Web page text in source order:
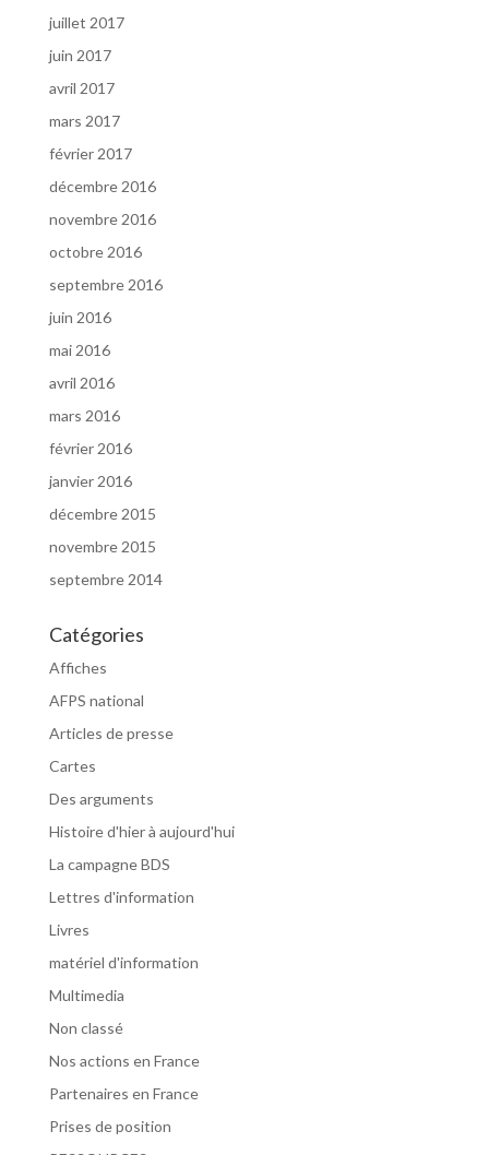
juillet 2017
juin 2017
avril 2017
mars 2017
février 2017
décembre 2016
novembre 2016
octobre 2016
septembre 2016
juin 2016
mai 2016
avril 2016
mars 2016
février 2016
janvier 2016
décembre 2015
novembre 2015
septembre 2014
Catégories
Affiches
AFPS national
Articles de presse
Cartes
Des arguments
Histoire d'hier à aujourd'hui
La campagne BDS
Lettres d'information
Livres
matériel d'information
Multimedia
Non classé
Nos actions en France
Partenaires en France
Prises de position